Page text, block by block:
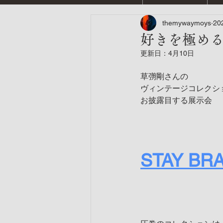
好きを極め
themywaymoys
更新日： 4月10日
草彅剛さんの
ヴィンテージコレクシ
お披露目する展示会
STAY